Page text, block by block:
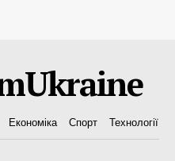
Економіка Спорт Технології